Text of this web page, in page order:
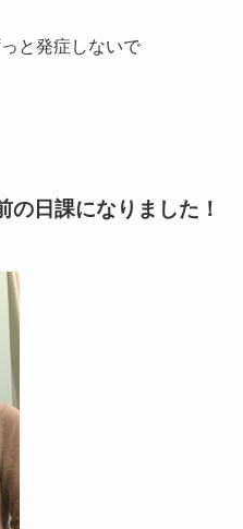
と発症しないで
の日課になりました！